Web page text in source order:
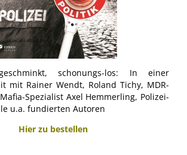
schonungs-los: In einer
mit Rainer Wendt, Roland Tichy, MDR-
Spezialist Axel Hemmerling, Polizei-
u.a. fundierten Autoren
Hier zu bestellen